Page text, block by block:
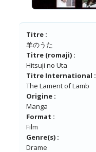
Titre :
羊のうた
Titre (romaji) :
Hitsuji no Uta
Titre International :
The Lament of Lamb
Origine :
Manga
Format :
Film
Genre(s) :
Drame